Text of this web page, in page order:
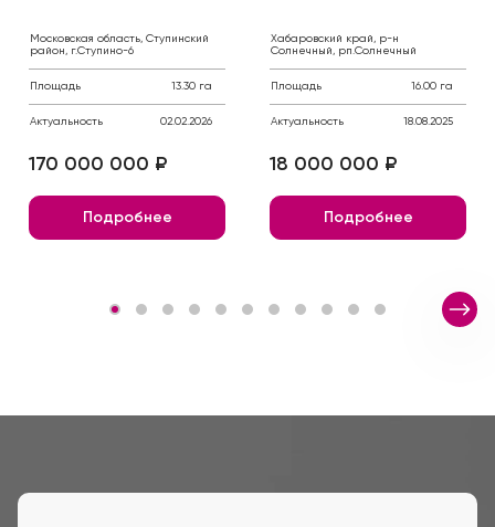
Московская область, Ступинский
район, г.Ступино-6
Площадь 13.30 га
Актуальность 02.02.2026
170 000 000 ₽
Подробнее
Хабаровский край, р-н
Солнечный, рп.Солнечный
Площадь 16.00 га
Актуальность 18.08.2025
18 000 000 ₽
Подробнее